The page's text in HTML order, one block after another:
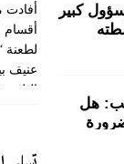
كبير
مشاريع
هل
أفادت
أقسام
لطعنة
عنيف